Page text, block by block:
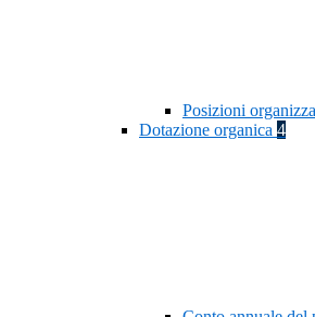
Posizioni
Dotazione organica 4